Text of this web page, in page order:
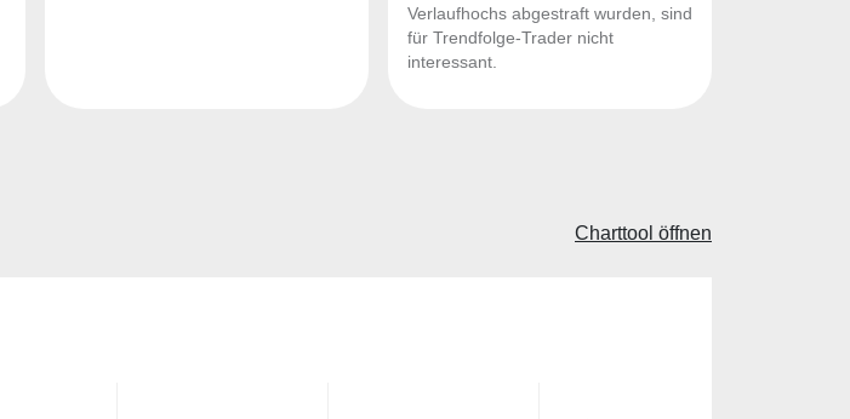
Verlaufhochs abgestraft wurden, sind
für Trendfolge-Trader nicht
interessant.
Charttool öffnen